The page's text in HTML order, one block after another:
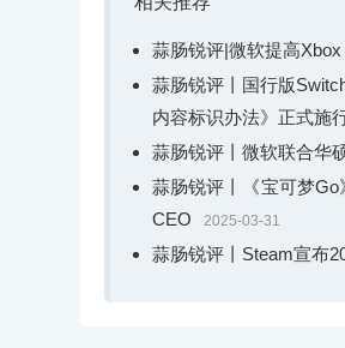
蒜肠锐评|微软提高
蒜肠锐评丨国行版
内容标识办法》正式施
蒜肠锐评丨微软联合华
蒜肠锐评丨《宝可梦
CEO
2025-03-31
蒜肠锐评丨Steam宣布